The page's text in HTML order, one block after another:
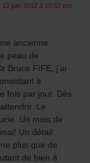
12 juin 2012 à 10:52 pm
ancienne
peau de
Bruce FIFE, j’ai
à
fois par jour. Dès
Le
Un mois de
Un détail:
plus que de
de bien à